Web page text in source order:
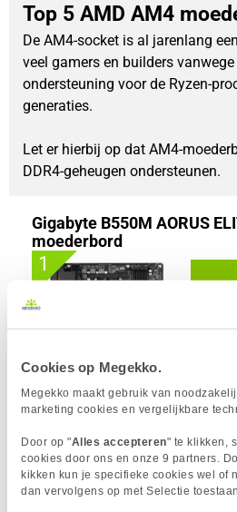
Cookies op Megekko.
Megekko maakt gebruik van
marketing cookies en vergelijkbare
Door op "Alles accepteren" te klikken,
cookies door ons en onze 9 partners.
kikken kun je specifieke cookies wel of
dan vervolgens op met Selectie toestaan.
Top 5 AMD AM4
De AM4-socket is al jarenlang
veel gamers en builders vanwege
ondersteuning voor de Ryzen-
generaties.
Let er hierbij op dat AM4-
DDR4-geheugen ondersteunen.
Gigabyte B550M AORUS
moederbord
1
Uit eigen voorraad leverbaar. Levertijd:1
Merk
Gigabyte
Socket
Chipset
AMD B550
Aantal geheugen slots
4 x